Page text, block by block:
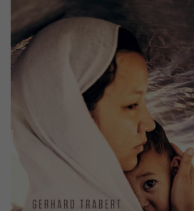
der gesetzt wird wenn
Methode benutzt wird.
sicheren Betrieb der
GmbH
Cookie Constent